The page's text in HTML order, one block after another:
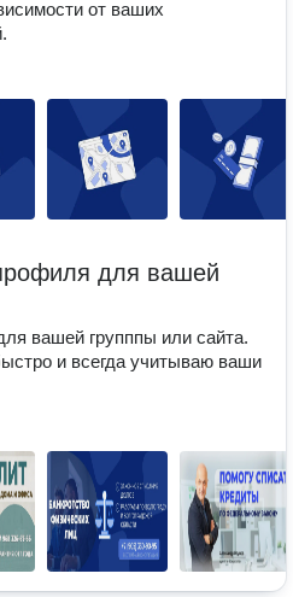
от ваших
для вашей
вашей групппы или сайта.
и всегда учитываю ваши